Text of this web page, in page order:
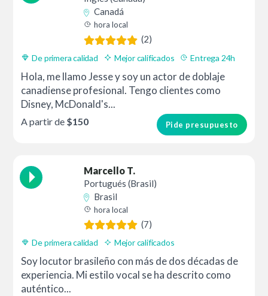
Canadá
hora local
(2)
De primera calidad Mejor calificados Entrega 24h
Hola, me llamo Jesse y soy un actor de doblaje
canadiense profesional. Tengo clientes como
Disney, McDonald's...
Pide presupuesto
A partir de $150
Marcello T.
Portugués (Brasil)
Brasil
hora local
(7)
De primera calidad Mejor calificados
Soy locutor brasileño con más de dos décadas de
experiencia. Mi estilo vocal se ha descrito como
auténtico...